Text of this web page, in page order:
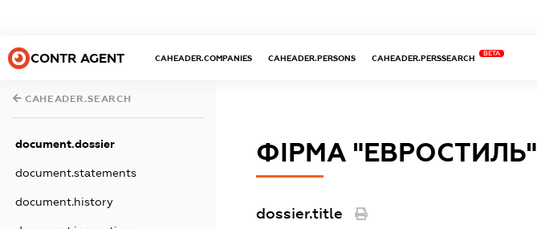
CONTR AGENT CAHEADER.COMPANIES CAHEADER.PERSONS CAHEADER.PERSSEARCH
BETA
CAHEADER.SEARCH
document.dossier
document.statements
document.history
ФІРМА "ЕВРОСТИЛЬ"
dossier.title